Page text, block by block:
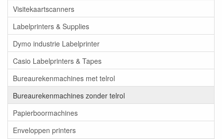
Visitekaartscanners
Labelprinters & Supplies
Dymo industrie Labelprinter
Casio Labelprinters & Tapes
Bureaurekenmachines met telrol
Bureaurekenmachines zonder telrol
Papierboormachines
Enveloppen printers